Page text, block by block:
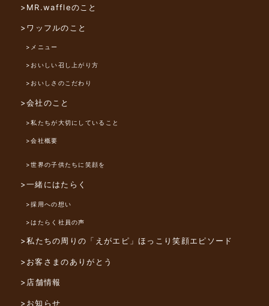
>MR.waffleのこと
>ワッフルのこと
>メニュー
>おいしい召し上がり方
>おいしさのこだわり
>会社のこと
>私たちが大切にしていること
>会社概要
>世界の子供たちに笑顔を
>一緒にはたらく
>採用への想い
>はたらく社員の声
>私たちの周りの「えがエピ」ほっこり笑顔エピソード
>お客さまのありがとう
>店舗情報
>お知らせ